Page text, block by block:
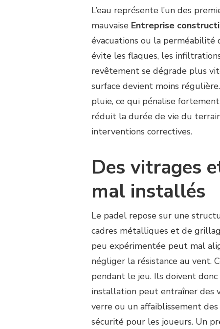
L’eau représente l’un des
mauvaise Entreprise
évacuations ou la perméabilité
évite les flaques, les
revêtement se dégrade plus
surface devient moins
pluie, ce qui pénalise
réduit la durée de vie du
interventions correctives.
Des vitrages
mal installés
Le padel repose sur une
cadres métalliques et de
peu expérimentée peut mal
négliger la résistance au vent.
pendant le jeu. Ils doivent
installation peut entraîner des
verre ou un affaiblissement
sécurité pour les joueurs. Un